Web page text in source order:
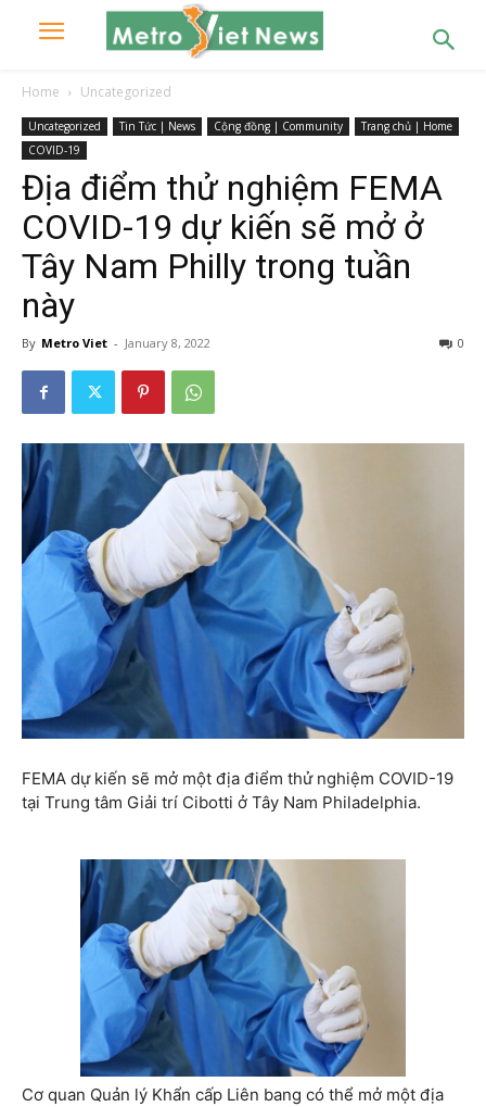
Home Uncategorized
Uncategorized Tin Tức | News Cộng đồng | Community
Trang chủ | Home
COVID-19
Địa điểm thử nghiệm FEMA
COVID-19 dự kiến sẽ mở ở
Tây Nam Philly trong tuần
này
By Metro Viet - January 8, 2022 0
FEMA dự kiến ​​sẽ mở một địa điểm thử nghiệm COVID-19
tại Trung tâm Giải trí Cibotti ở Tây Nam Philadelphia.
Cơ quan Quản lý Khẩn cấp Liên bang có thể mở một địa